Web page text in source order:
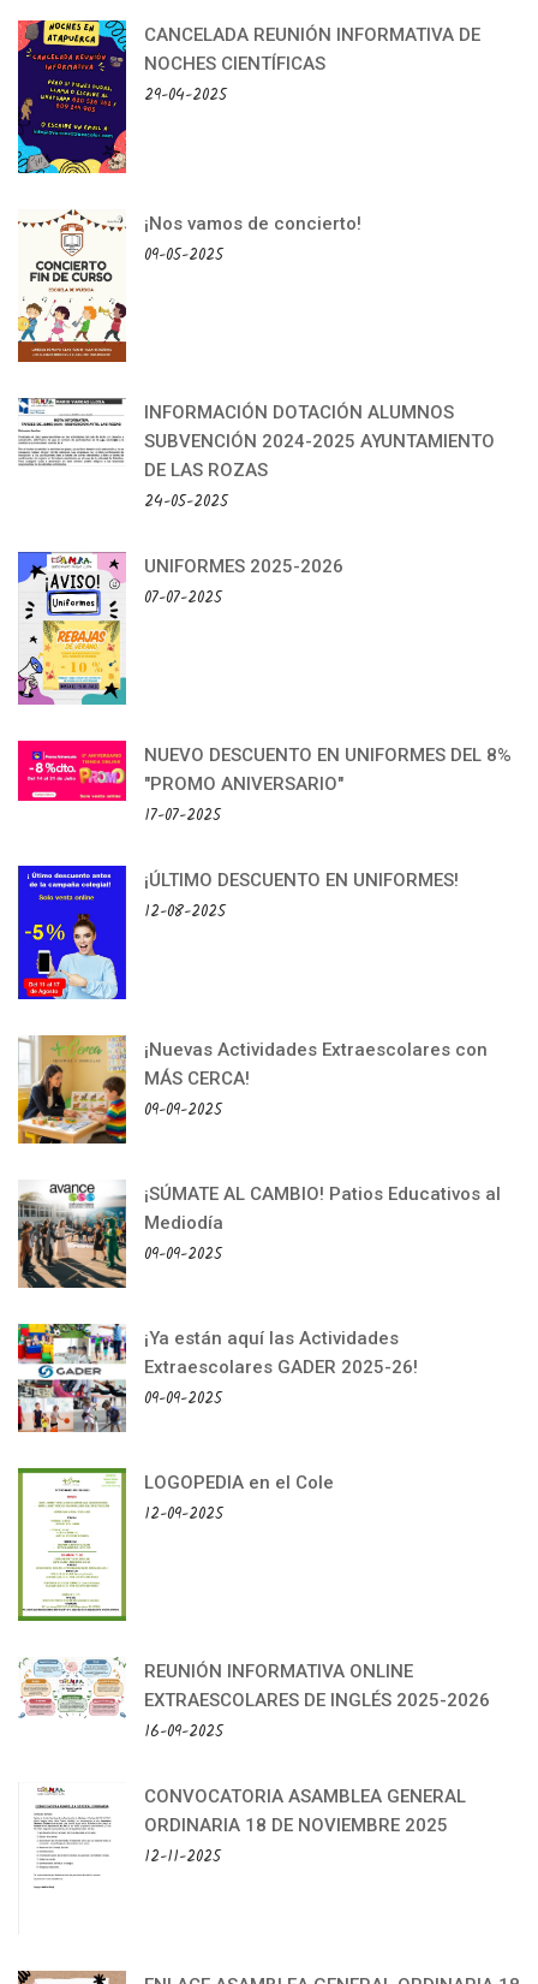
CANCELADA REUNIÓN INFORMATIVA DE
NOCHES CIENTÍFICAS
29-04-2025
¡Nos vamos de concierto!
09-05-2025
INFORMACIÓN DOTACIÓN ALUMNOS
SUBVENCIÓN 2024-2025 AYUNTAMIENTO
DE LAS ROZAS
24-05-2025
UNIFORMES 2025-2026
07-07-2025
NUEVO DESCUENTO EN UNIFORMES DEL 8%
"PROMO ANIVERSARIO"
17-07-2025
¡ÚLTIMO DESCUENTO EN UNIFORMES!
12-08-2025
¡Nuevas Actividades Extraescolares con
MÁS CERCA!
09-09-2025
¡SÚMATE AL CAMBIO! Patios Educativos al
Mediodía
09-09-2025
¡Ya están aquí las Actividades
Extraescolares GADER 2025-26!
09-09-2025
LOGOPEDIA en el Cole
12-09-2025
REUNIÓN INFORMATIVA ONLINE
EXTRAESCOLARES DE INGLÉS 2025-2026
16-09-2025
CONVOCATORIA ASAMBLEA GENERAL
ORDINARIA 18 DE NOVIEMBRE 2025
12-11-2025